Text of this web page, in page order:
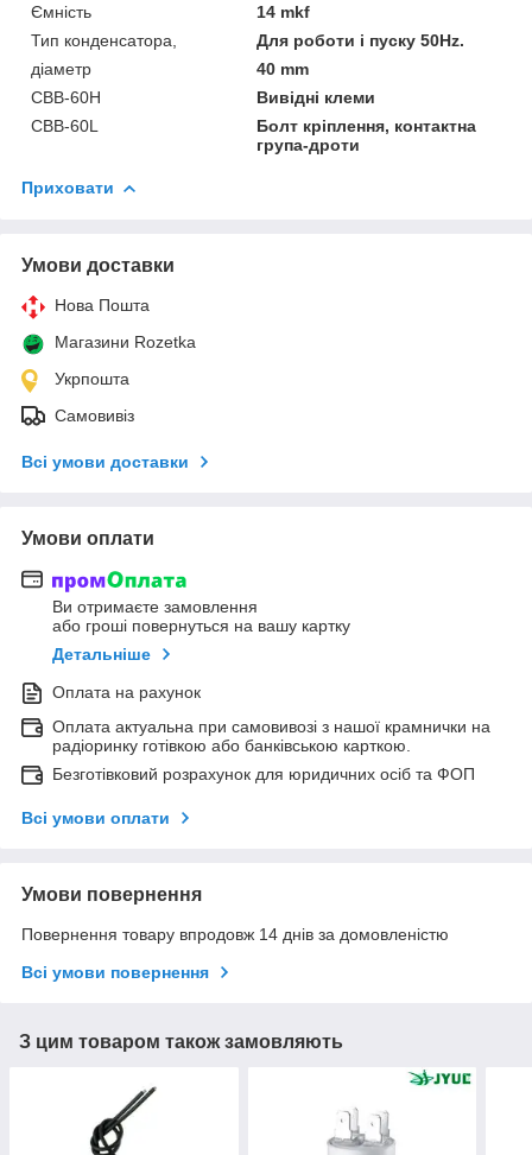
Ємність
14 mkf
Тип конденсатора,
Для роботи і пуску 50Hz.
діаметр
40 mm
CBB-60H
Вивідні клеми
CBB-60L
Болт кріплення, контактна
група-дроти
Приховати
Умови доставки
Нова Пошта
Магазини Rozetka
Укрпошта
Самовивіз
Всі умови доставки
Умови оплати
Ви отримаєте замовлення
або гроші повернуться на вашу картку
Детальніше
Оплата на рахунок
Оплата актуальна при самовивозі з нашої крамнички на
радіоринку готівкою або банківською карткою.
Безготівковий розрахунок для юридичних осіб та ФОП
Всі умови оплати
Умови повернення
Повернення товару впродовж 14 днів за домовленістю
Всі умови повернення
З цим товаром також замовляють